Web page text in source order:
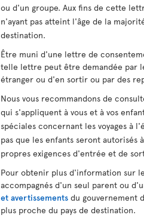
ou d'un groupe. Aux fins de cette
n'ayant pas atteint l'âge de la
destination.
Être muni d'une lettre de
telle lettre peut être demandée par
étranger ou d'en sortir ou par des
Nous vous recommandons de
qui s'appliquent à vous et à vos
spéciales concernant les voyages à
pas que les enfants seront autorisés
propres exigences d'entrée et de
Pour obtenir plus d'information sur
accompagnés d'un seul parent ou
et avertissements du gouvernement
plus proche du pays de destination.